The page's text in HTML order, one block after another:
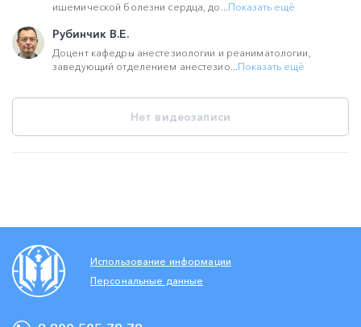
ишемической болезни сердца, до...Показать ещё
Рубинчик В.Е.
Доцент кафедры анестезиологии и реаниматологии,
заведующий отделением анестезио...Показать ещё
Нет видеозаписи
Использование информации
Персональные данные